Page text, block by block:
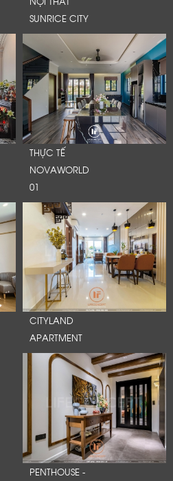
SUNRICE CITY
THỰC TẾ
NOVAWORLD
01
CITYLAND
APARTMENT
PENTHOUSE -